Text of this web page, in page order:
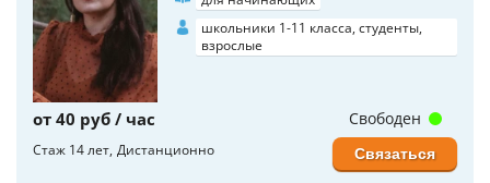
школьники 1-11 класса, студенты,
взрослые
от 40 руб / час
Стаж 14 лет Дистанционно
Свободен
Связаться